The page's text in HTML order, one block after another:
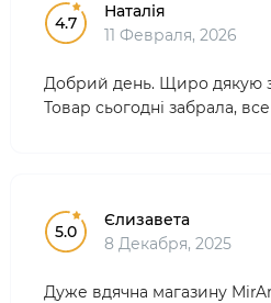
4.7
Наталія
11 Февраля, 2026
Добрий день. Щиро дякую
Товар сьогодні забрала, все
5.0
Єлизавета
8 Декабря, 2025
Дуже вдячна магазину